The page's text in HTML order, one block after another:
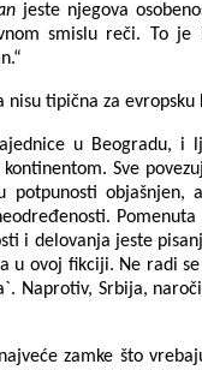
jeste njegova
smislu reči. To je
tipična za evropsku
u Beogradu, i
Sve
potpunosti
Pomenuta
i delovanja jeste
u ovoj fikciji. Ne radi
Naprotiv, Srbija,
zamke što